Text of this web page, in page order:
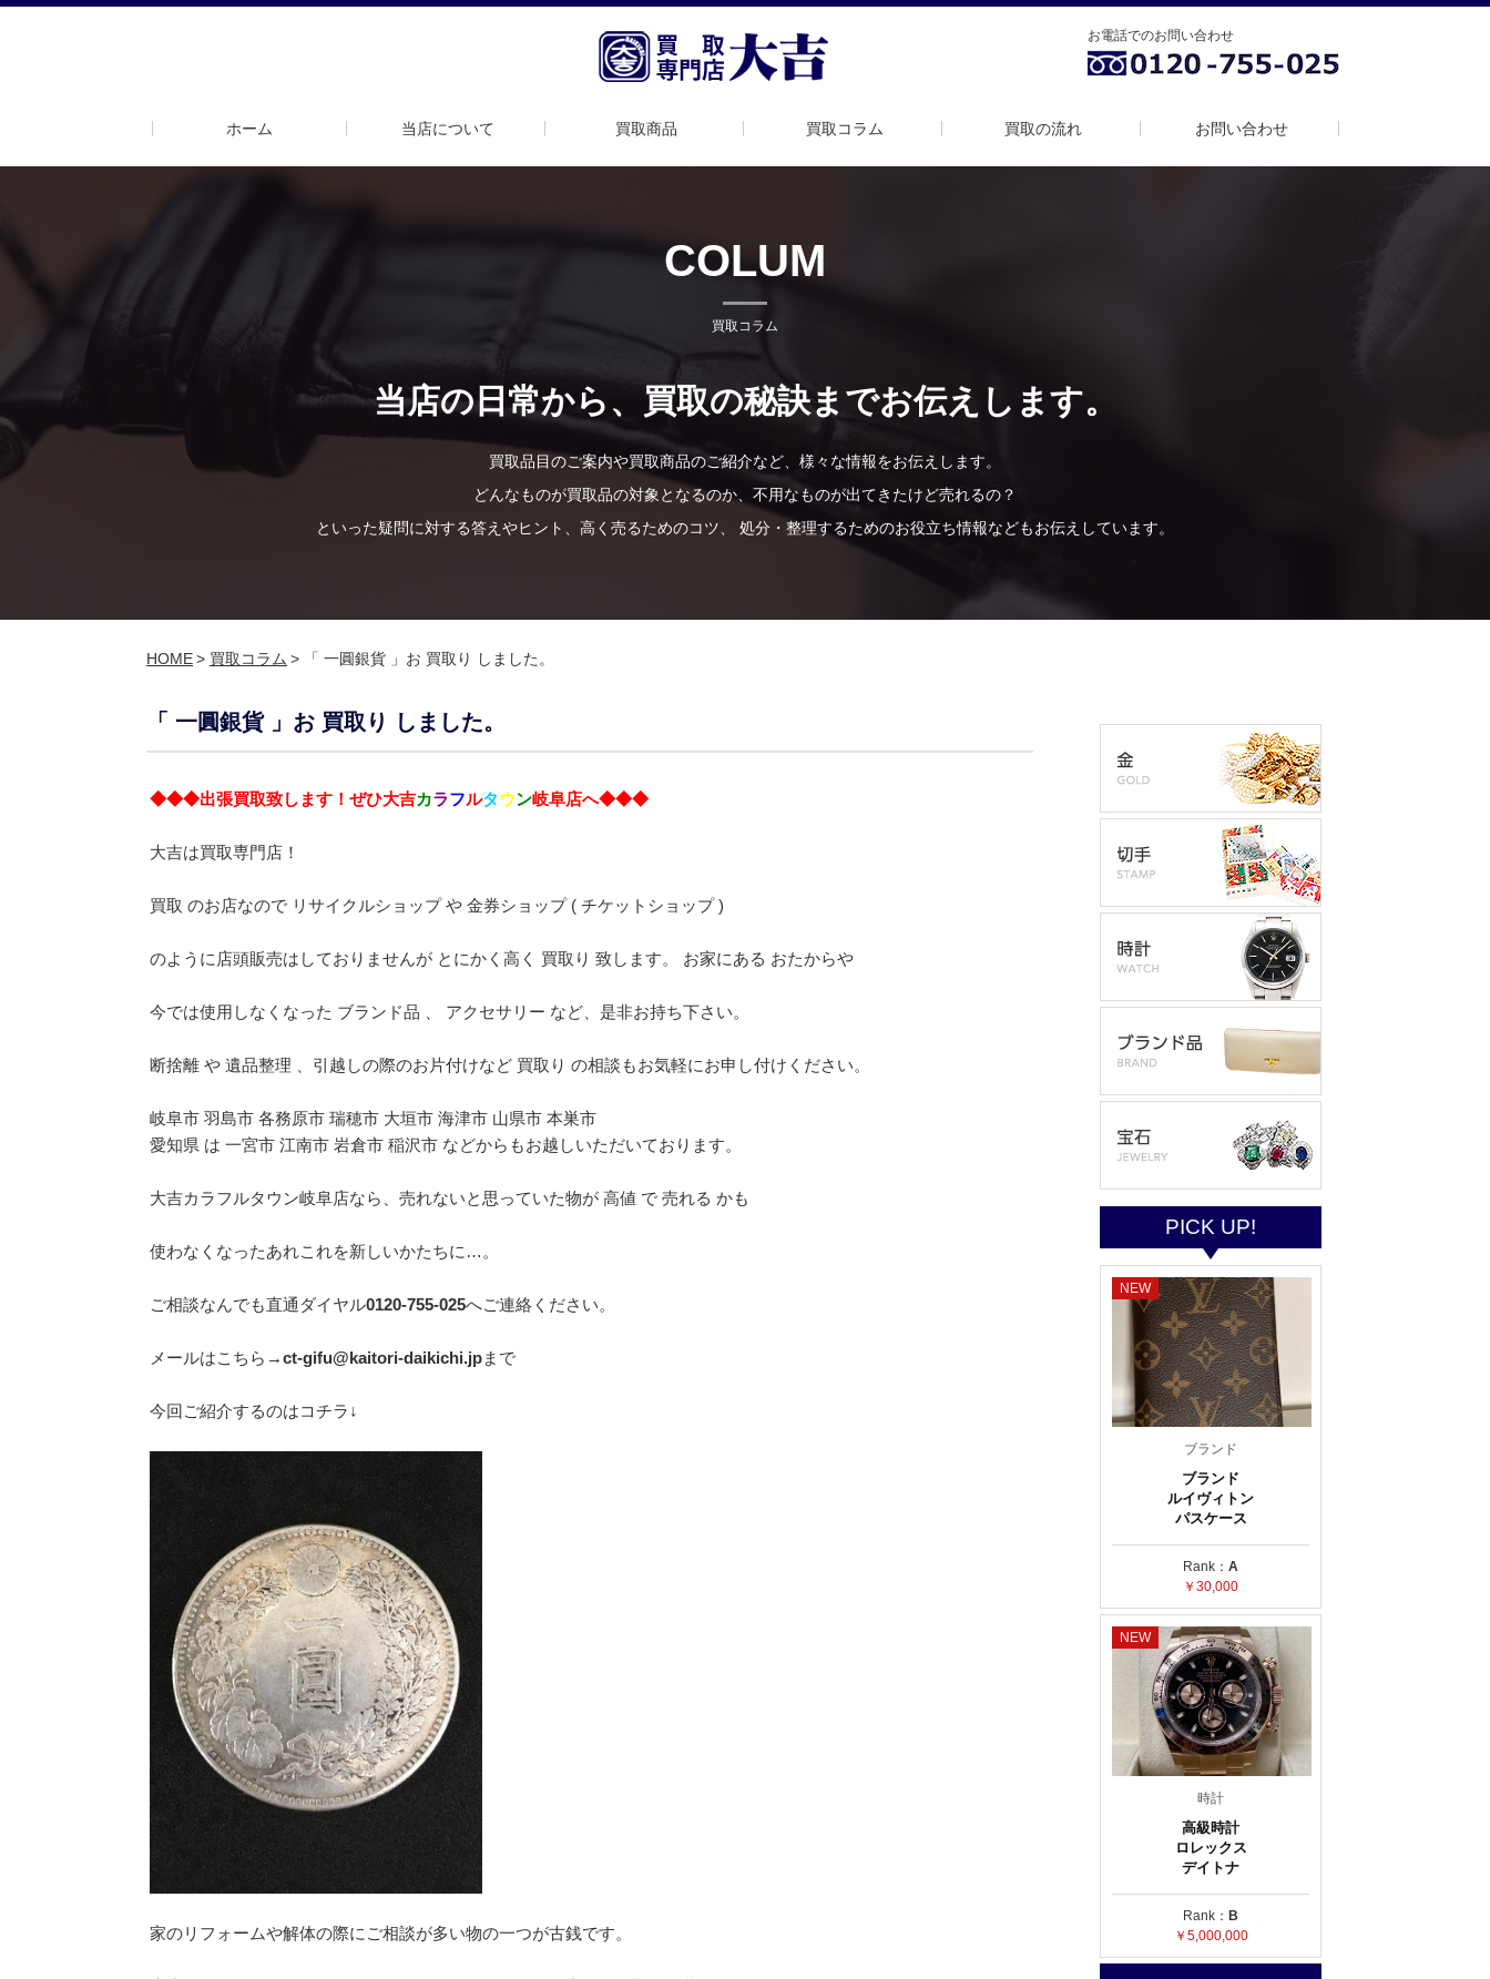
お電話でのお問い合わせ
ホーム 当店について 買取商品 買取コラム 買取の流れ お問い合わせ
COLUM
買取コラム
当店の日常から、買取の秘訣までお伝えします。
買取品目のご案内や買取商品のご紹介など、様々な情報をお伝えします。
どんなものが買取品の対象となるのか、不用なものが出てきたけど売れるの？
といった疑問に対する答えやヒント、高く売るためのコツ、 処分・整理するためのお役立ち情報などもお伝えしています。
HOME> 買取コラム > 「 一圓銀貨 」お 買取り しました。
「 一圓銀貨 」お 買取り しました。
◆◆◆出張買取致します！ぜひ大吉カラフルタウン岐阜店へ◆◆◆
大吉は買取専門店！
買取 のお店なので リサイクルショップ や 金券ショップ ( チケットショップ )
のように店頭販売はしておりませんが とにかく高く 買取り 致します。 お家にある おたからや
今では使用しなくなった ブランド品 、 アクセサリー など、是非お持ち下さい。
断捨離 や 遺品整理 、引越しの際のお片付けなど 買取り の相談もお気軽にお申し付けください。
岐阜市 羽島市 各務原市 瑞穂市 大垣市 海津市 山県市 本巣市
愛知県 は 一宮市 江南市 岩倉市 稲沢市 などからもお越しいただいております。
大吉カラフルタウン岐阜店なら、売れないと思っていた物が 高値 で 売れる かも
使わなくなったあれこれを新しいかたちに…。
ご相談なんでも直通ダイヤル0120-755-025へご連絡ください。
メールはこちら→ct-gifu@kaitori-daikichi.jpまで
今回ご紹介するのはコチラ↓
家のリフォームや解体の際にご相談が多い物の一つが古銭です。
PICK UP!
NEW
ブランド
ブランド
ルイヴィトン
パスケース
Rank： A
￥30,000
NEW
時計
高級時計
ロレックス
デイトナ
Rank： B
￥5,000,000